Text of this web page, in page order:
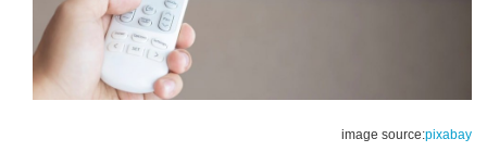
image source:pixabay